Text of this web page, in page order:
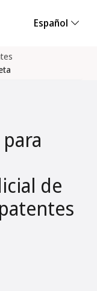
Español
de